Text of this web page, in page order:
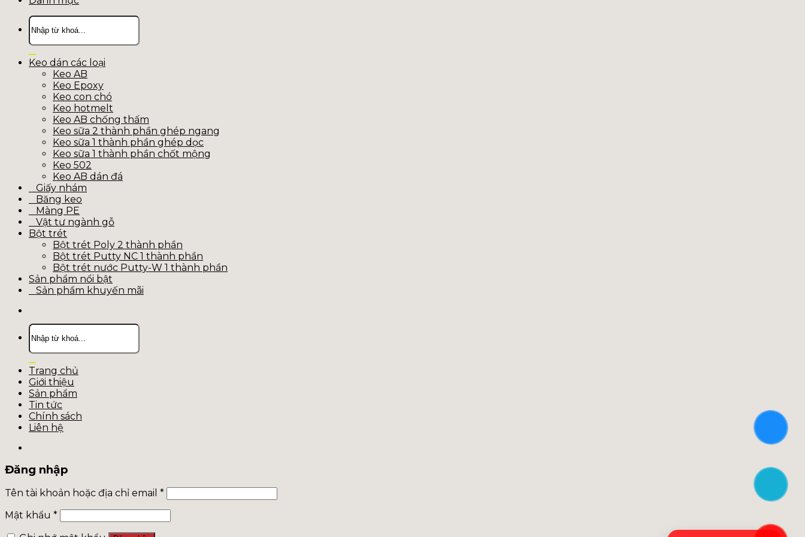
Tìm
kiếm:
Keo dán các loại
Keo AB
Keo Epoxy
Keo con chó
Keo hotmelt
Keo AB chống thấm
Keo sữa 2 thành phần ghép ngang
Keo sữa 1 thành phần ghép dọc
Keo sữa 1 thành phần chốt mộng
Keo 502
Keo AB dán đá
Giấy nhám
Băng keo
Màng PE
Vật tư ngành gỗ
Bột trét
Bột trét Poly 2 thành phần
Bột trét Putty NC 1 thành phần
Bột trét nước Putty-W 1 thành phần
Sản phẩm nổi bật
Sản phẩm khuyến mãi
Tìm
kiếm:
Trang chủ
Giới thiệu
Sản phẩm
Tin tức
Chính sách
Liên hệ
Đăng nhập
Tên tài khoản hoặc địa chỉ email *
Mật khẩu *